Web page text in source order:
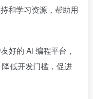
和学习资源，帮助用
好的 AI 编程平台，
低开发门槛，促进